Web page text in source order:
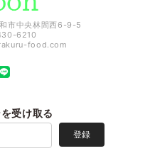
市中央林間西6-9-5
6210
food.com
受け取る
登録